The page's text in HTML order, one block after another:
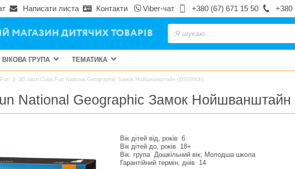
Написати листа Контакти Viber-чат +380 (67) 671 15 50 +380
МАГАЗИН ДИТЯЧИХ ТОВАРІВ
ВІКОВА ГРУПА ТЕМАТИКА
3D пазл CubicFun National Geographic Замок Нойшванштайн (DS0990h)
National Geographic Замок Нойшванштайн
Вік дітей від, років 6
Вік дітей до, років 18+
Вік. група Дошкільний вік; Молодша школа
Гарантійний термін, днів 14